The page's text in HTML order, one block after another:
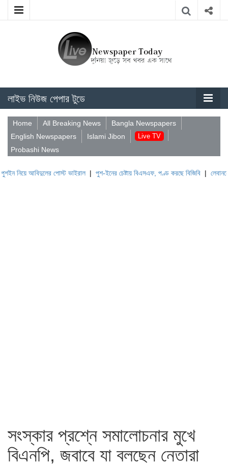
লাইভ নিউজ পেপার টুডে
Home All Breaking News
Bangla Newspapers
English Newspapers
Islami Jibon Live TV
Probashi News
পোস্ট ভাইরাল |পুশ-ইনের চেষ্টায় বিএসএফ, পণ্ড করছে বিজিবি|লেবাননের
সংস্কার প্রশ্নে সমালোচনার মুখে
বিএনপি, জবাবে যা বলছেন নেতারা